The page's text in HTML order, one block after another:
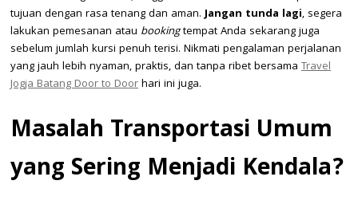
tujuan dengan rasa tenang dan aman.Jangan tunda lagi, segera
lakukan pemesanan atau bookingtempat Anda sekarang juga
sebelum jumlah kursi penuh terisi. Nikmati pengalaman perjalanan
yang jauh lebih nyaman, praktis, dan tanpa ribet bersama Travel
Jogja Batang Door to Doorhari ini juga.
Masalah Transportasi Umum
yang Sering Menjadi Kendala?